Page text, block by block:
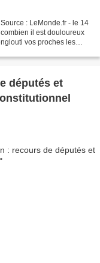
: LeMonde.fr - le 14
il est douloureux
vos proches les
députés et